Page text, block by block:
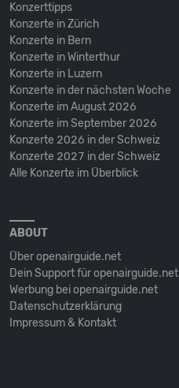
Konzerttipps
Konzerte in Zürich
Konzerte in Bern
Konzerte in Winterthur
Konzerte in Luzern
Konzerte in der nächsten Woche
Konzerte im August 2026
Konzerte im September 2026
Konzerte 2026 in der Schweiz
Konzerte 2027 in der Schweiz
Alle Konzerte im Überblick
ABOUT
Über openairguide.net
Dein Support für openairguide.net
Werbung bei openairguide.net
Datenschutz­erklärung
Impressum & Kontakt